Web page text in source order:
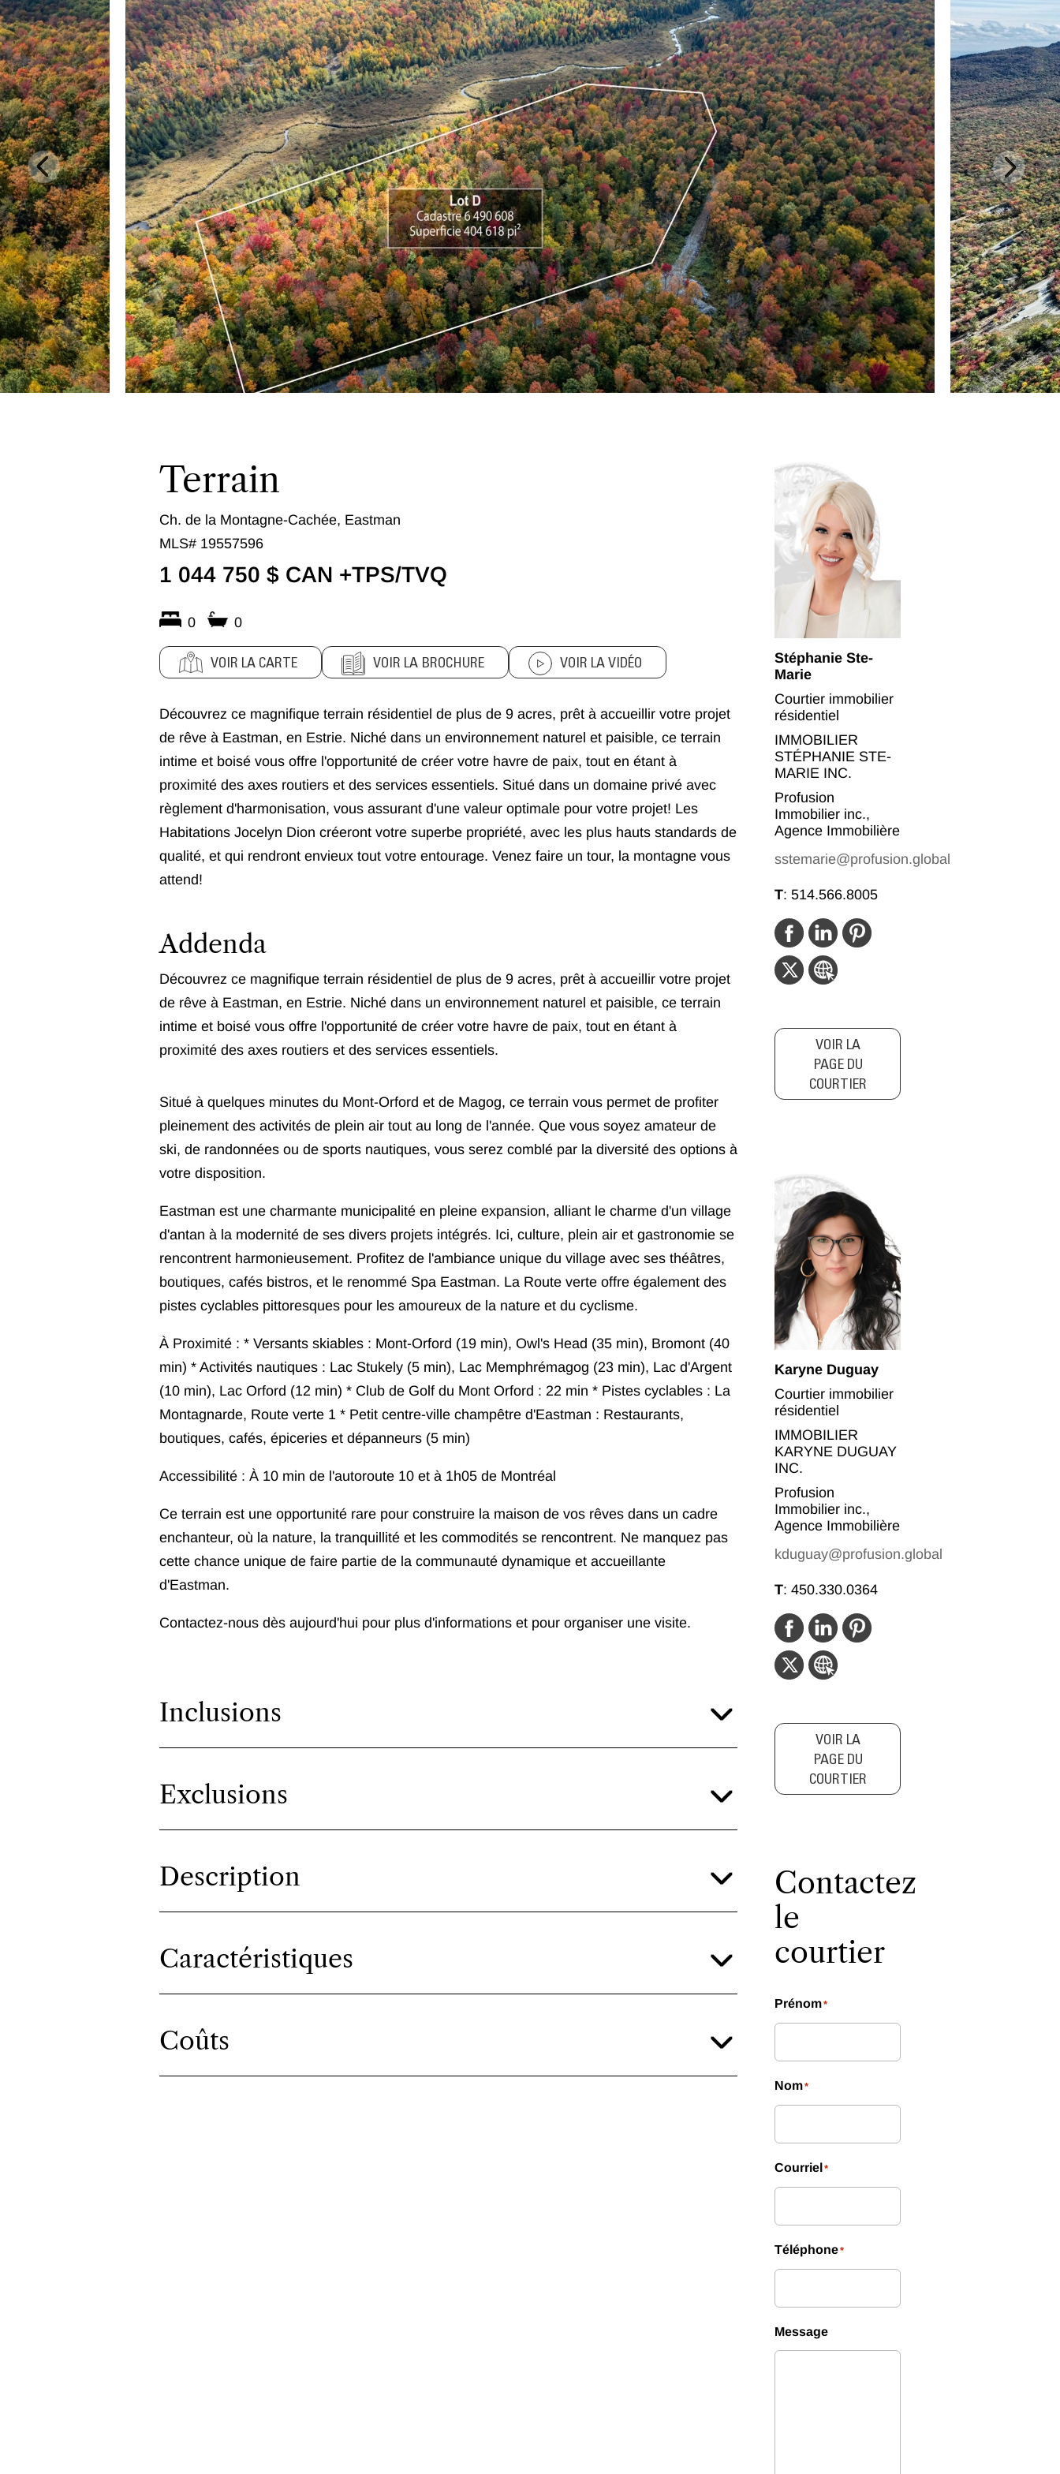
Terrain
Ch. de la Montagne-Cachée, Eastman
MLS# 19557596
1 044 750 $ CAN +TPS/TVQ
0 0
VOIR LA CARTE VOIR LA BROCHURE VOIR LA VIDÉO
Découvrez ce magnifique terrain résidentiel de plus de 9 acres, prêt à accueillir votre projet
de rêve à Eastman, en Estrie. Niché dans un environnement naturel et paisible, ce terrain
intime et boisé vous offre l'opportunité de créer votre havre de paix, tout en étant à
proximité des axes routiers et des services essentiels. Situé dans un domaine privé avec
règlement d'harmonisation, vous assurant d'une valeur optimale pour votre projet! Les
Habitations Jocelyn Dion créeront votre superbe propriété, avec les plus hauts standards de
qualité, et qui rendront envieux tout votre entourage. Venez faire un tour, la montagne vous
attend!
Addenda
Découvrez ce magnifique terrain résidentiel de plus de 9 acres, prêt à accueillir votre projet
de rêve à Eastman, en Estrie. Niché dans un environnement naturel et paisible, ce terrain
intime et boisé vous offre l'opportunité de créer votre havre de paix, tout en étant à
proximité des axes routiers et des services essentiels.
Situé à quelques minutes du Mont-Orford et de Magog, ce terrain vous permet de profiter
pleinement des activités de plein air tout au long de l'année. Que vous soyez amateur de
ski, de randonnées ou de sports nautiques, vous serez comblé par la diversité des options à
votre disposition.
Eastman est une charmante municipalité en pleine expansion, alliant le charme d'un village
d'antan à la modernité de ses divers projets intégrés. Ici, culture, plein air et gastronomie se
rencontrent harmonieusement. Profitez de l'ambiance unique du village avec ses théâtres,
boutiques, cafés bistros, et le renommé Spa Eastman. La Route verte offre également des
pistes cyclables pittoresques pour les amoureux de la nature et du cyclisme.
À Proximité : * Versants skiables : Mont-Orford (19 min), Owl's Head (35 min), Bromont (40
min) * Activités nautiques : Lac Stukely (5 min), Lac Memphrémagog (23 min), Lac d'Argent
(10 min), Lac Orford (12 min) * Club de Golf du Mont Orford : 22 min * Pistes cyclables : La
Montagnarde, Route verte 1 * Petit centre-ville champêtre d'Eastman : Restaurants,
boutiques, cafés, épiceries et dépanneurs (5 min)
Accessibilité : À 10 min de l'autoroute 10 et à 1h05 de Montréal
Ce terrain est une opportunité rare pour construire la maison de vos rêves dans un cadre
enchanteur, où la nature, la tranquillité et les commodités se rencontrent. Ne manquez pas
cette chance unique de faire partie de la communauté dynamique et accueillante
d'Eastman.
Contactez-nous dès aujourd'hui pour plus d'informations et pour organiser une visite.
Inclusions
Exclusions
Description
Caractéristiques
Coûts
Stéphanie Ste-
Marie
Courtier immobilier
résidentiel
IMMOBILIER
STÉPHANIE STE-
MARIE INC.
Profusion
Immobilier inc.,
Agence Immobilière
sstemarie@profusion.global
T:514.566.8005
VOIR LA
PAGE DU
COURTIER
Karyne Duguay
Courtier immobilier
résidentiel
IMMOBILIER
KARYNE DUGUAY
INC.
Profusion
Immobilier inc.,
Agence Immobilière
kduguay@profusion.global
T:450.330.0364
VOIR LA
PAGE DU
COURTIER
Contactez
le
courtier
Prénom*
Nom*
Courriel *
Téléphone*
Message